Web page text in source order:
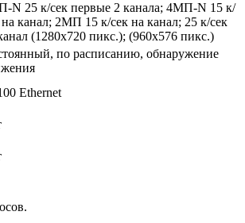
N 25 к/сек первые 2 канала; 4МП-N 15 к/
на канал; 2МП 15 к/сек на канал; 25 к/сек
(1280х720 пикс.); (960х576 пикс.)
по расписанию, обнаружение
Ethernet